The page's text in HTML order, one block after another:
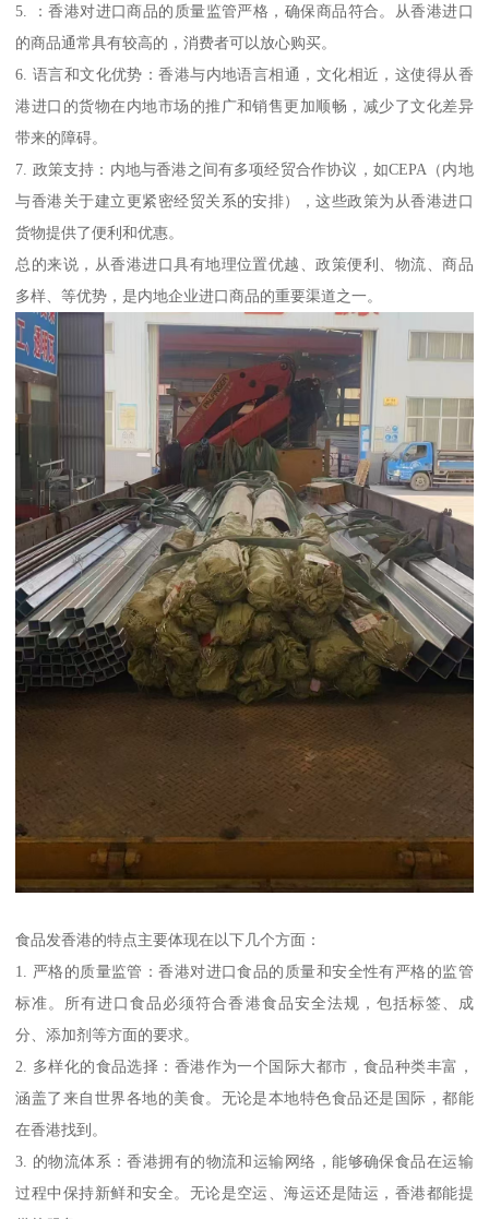
5. ：香港对进口商品的质量监管严格，确保商品符合。从香港进口
的商品通常具有较高的，消费者可以放心购买。
6. 语言和文化优势：香港与内地语言相通，文化相近，这使得从香
港进口的货物在内地市场的推广和销售更加顺畅，减少了文化差异
带来的障碍。
7. 政策支持：内地与香港之间有多项经贸合作协议，如CEPA（内地
与香港关于建立更紧密经贸关系的安排），这些政策为从香港进口
货物提供了便利和优惠。
总的来说，从香港进口具有地理位置优越、政策便利、物流、商品
多样、等优势，是内地企业进口商品的重要渠道之一。
食品发香港的特点主要体现在以下几个方面：
1. 严格的质量监管：香港对进口食品的质量和安全性有严格的监管
标准。所有进口食品必须符合香港食品安全法规，包括标签、成
分、添加剂等方面的要求。
2. 多样化的食品选择：香港作为一个国际大都市，食品种类丰富，
涵盖了来自世界各地的美食。无论是本地特色食品还是国际，都能
在香港找到。
3. 的物流体系：香港拥有的物流和运输网络，能够确保食品在运输
过程中保持新鲜和安全。无论是空运、海运还是陆运，香港都能提